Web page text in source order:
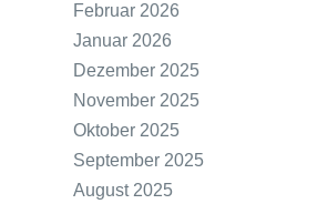
Februar 2026
Januar 2026
Dezember 2025
November 2025
Oktober 2025
September 2025
August 2025